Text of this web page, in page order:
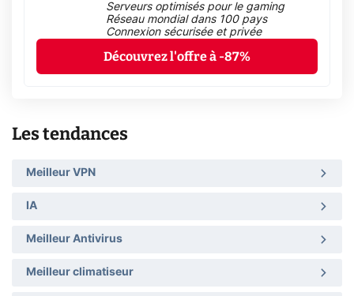
Serveurs optimisés pour le gaming
Réseau mondial dans 100 pays
Connexion sécurisée et privée
Découvrez l'offre à -87%
Les tendances
Meilleur VPN
IA
Meilleur Antivirus
Meilleur climatiseur